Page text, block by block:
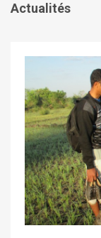
Actualités